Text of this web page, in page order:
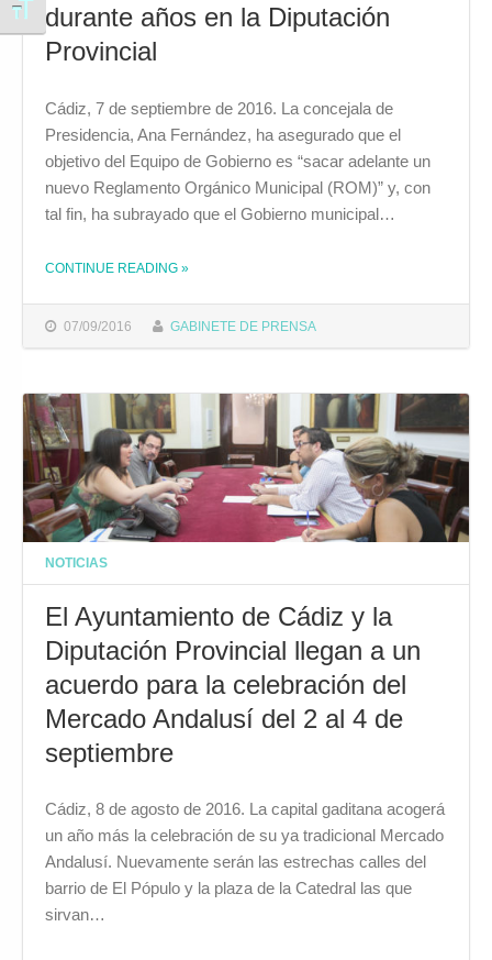
Alternar tamaño de letra
durante años en la Diputación
Provincial
07/09/2016 GABINETE DE PRENSA
Cádiz, 7 de septiembre de 2016. La concejala de
Presidencia, Ana Fernández, ha asegurado que el
objetivo del Equipo de Gobierno es “sacar adelante un
nuevo Reglamento Orgánico Municipal (ROM)” y, con
tal fin, ha subrayado que el Gobierno municipal…
CONTINUE READING »
NOTICIAS
El Ayuntamiento de Cádiz y la
Diputación Provincial llegan a un
acuerdo para la celebración del
Mercado Andalusí del 2 al 4 de
septiembre
Cádiz, 8 de agosto de 2016. La capital gaditana acogerá
un año más la celebración de su ya tradicional Mercado
Andalusí. Nuevamente serán las estrechas calles del
barrio de El Pópulo y la plaza de la Catedral las que
sirvan…